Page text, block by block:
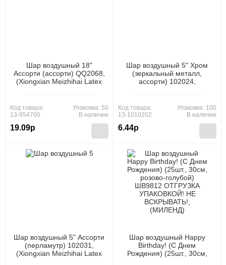
Шар воздушный 18"
Ассорти (ассорти) QQ2068,
(Xiongxian Meizhihai Latex
Код товара:
13-954700
19.09р
Упаковка: 50
В наличии
Шар воздушный 5" Хром
(зеркальный металл,
ассорти) 102024,
Код товара:
13-1010202
6.44р
Упаковка: 100
В наличии
Шар воздушный 5" Ассорти
(перламутр) 102031,
(Xiongxian Meizhihai Latex
Шар воздушный Happy
Birthday! (С Днем
Рождения) (25шт., 30см,